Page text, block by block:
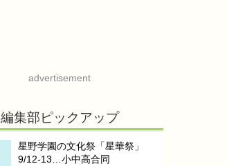
advertisement
編集部ピックアップ
星野学園の文化祭「星華祭」
9/12-13…小中高合同